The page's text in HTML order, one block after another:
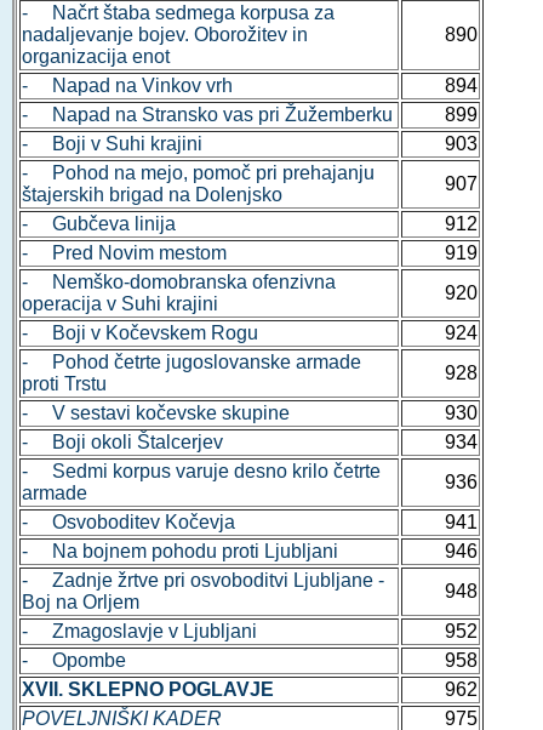
- Načrt štaba sedmega korpusa za
nadaljevanje bojev. Oborožitev in
organizacija enot
890
- Napad na Vinkov vrh
894
- Napad na Stransko vas pri Žužemberku
899
- Boji v Suhi krajini
903
- Pohod na mejo, pomoč pri prehajanju
štajerskih brigad na Dolenjsko
907
- Gubčeva linija
912
- Pred Novim mestom
919
- Nemško-domobranska ofenzivna
operacija v Suhi krajini
920
- Boji v Kočevskem Rogu
924
- Pohod četrte jugoslovanske armade
proti Trstu
928
- V sestavi kočevske skupine
930
- Boji okoli Štalcerjev
934
- Sedmi korpus varuje desno krilo četrte
armade
936
- Osvoboditev Kočevja
941
- Na bojnem pohodu proti Ljubljani
946
- Zadnje žrtve pri osvoboditvi Ljubljane -
Boj na Orljem
948
- Zmagoslavje v Ljubljani
952
- Opombe
958
XVII. SKLEPNO POGLAVJE
962
POVELJNIŠKI KADER
975